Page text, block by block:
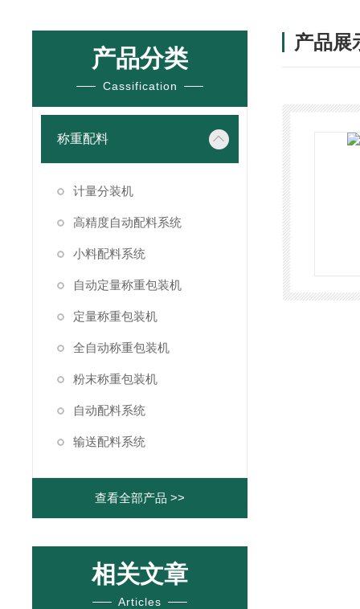
产品分类
Cassification
称重配料
计量分装机
高精度自动配料系统
小料配料系统
自动定量称重包装机
定量称重包装机
全自动称重包装机
粉末称重包装机
自动配料系统
输送配料系统
查看全部产品 >>
相关文章
Articles
产品展